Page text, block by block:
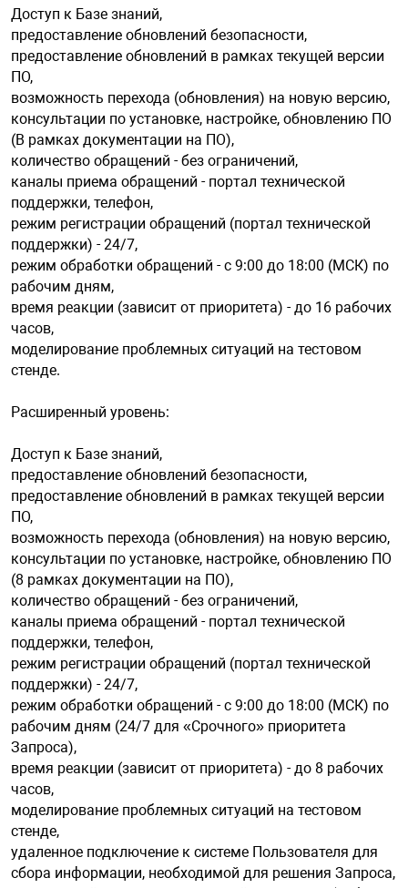
безопасность
оборудование
Доступ к Базе знаний,
предоставление обновлений безопасности,
предоставление обновлений в рамках текущей версии
ПО,
возможность перехода (обновления) на новую версию,
консультации по установке, настройке, обновлению ПO
(B рамках документации на ПО),
количество обращений - без ограничений,
каналы приема обращений - портал технической
поддержки, телефон,
режим регистрации обращений (портал технической
поддержки) - 24/7,
режим обработки обращений - с 9:00 до 18:00 (МСК) по
рабочим дням,
время реакции (зависит от приоритета) - до 16 рабочих
часов,
моделирование проблемных ситуаций на тестовом
стенде.
Расширенный уровень:
Доступ к Базе знаний,
предоставление обновлений безопасности,
предоставление обновлений в рамках текущей версии
ПО,
возможность перехода (обновления) на новую версию,
консультации по установке, настройке, обновлению ПO
(8 рамках документации на ПО),
количество обращений - без ограничений,
каналы приема обращений - портал технической
поддержки, телефон,
режим регистрации обращений (портал технической
поддержки) - 24/7,
режим обработки обращений - с 9:00 до 18:00 (МСК) по
рабочим дням (24/7 для «Срочного» приоритета
Запроса),
время реакции (зависит от приоритета) - до 8 рабочих
часов,
моделирование проблемных ситуаций на тестовом
стенде,
удаленное подключение к системе Пользователя для
сбора информации, необходимой для решения Запроса,